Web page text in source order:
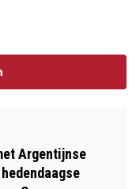
Argentijnse